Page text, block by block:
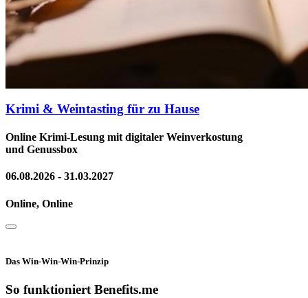
Krimi & Weintasting für zu Hause
Online Krimi-Lesung mit digitaler Weinverkostung
und Genussbox
06.08.2026 - 31.03.2027
Online, Online
Das Win-Win-Win-Prinzip
So funktioniert Benefits.me